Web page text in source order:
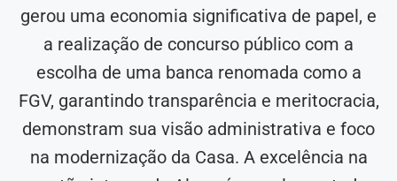
gerou uma economia significativa de papel, e
a realização de concurso público com a
escolha de uma banca renomada como a
FGV, garantindo transparência e meritocracia,
demonstram sua visão administrativa e foco
na modernização da Casa. A excelência na